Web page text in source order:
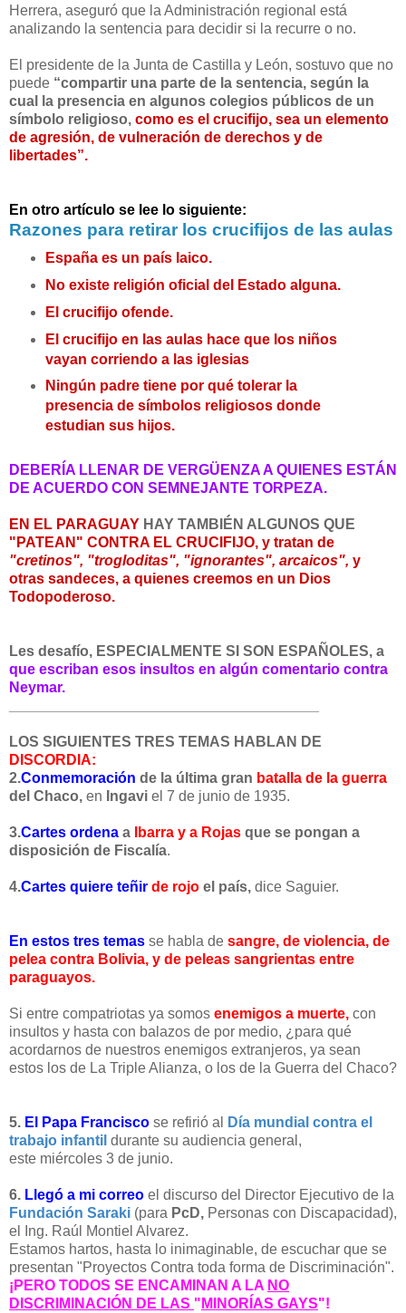
Herrera, aseguró que la Administración regional está
analizando la sentencia para decidir si la recurre o no.
El presidente de la Junta de Castilla y León, sostuvo que no
puede “compartir una parte de la sentencia, según la
cual la presencia en algunos colegios públicos de un
símbolo religioso, como es el crucifijo, sea un elemento
de agresión, de vulneración de derechos y de
libertades”.
En otro artículo se lee lo siguiente:
Razones para retirar los crucifijos de las aulas
España es un país laico.
No existe religión oficial del Estado alguna.
El crucifijo ofende.
El crucifijo en las aulas hace que los niños
vayan corriendo a las iglesias
Ningún padre tiene por qué tolerar la
presencia de símbolos religiosos donde
estudian sus hijos.
DEBERÍA LLENAR DE VERGÜENZA A QUIENES ESTÁN
DE ACUERDO CON SEMNEJANTE TORPEZA.
EN EL PARAGUAY HAY TAMBIÉN ALGUNOS QUE
"PATEAN" CONTRA EL CRUCIFIJO, y tratan de
"cretinos", "trogloditas", "ignorantes", arcaicos", y
otras sandeces, a quienes creemos en un Dios
Todopoderoso.
Les desafío, ESPECIALMENTE SI SON ESPAÑOLES, a
que escriban esos insultos en algún comentario contra
Neymar.
LOS SIGUIENTES TRES TEMAS HABLAN DE
DISCORDIA:
2.Conmemoración de la última gran batalla de la guerra
del Chaco, en Ingavi el 7 de junio de 1935.
3.Cartes ordena a Ibarra y a Rojas que se pongan a
disposición de Fiscalía.
4.Cartes quiere teñir de rojo el país, dice Saguier.
En estos tres temas se habla de sangre, de violencia, de
pelea contra Bolivia, y de peleas sangrientas entre
paraguayos.
Si entre compatriotas ya somos enemigos a muerte, con
insultos y hasta con balazos de por medio, ¿para qué
acordarnos de nuestros enemigos extranjeros, ya sean
estos los de La Triple Alianza, o los de la Guerra del Chaco?
5. El Papa Francisco se refirió al
Día mundial contra el
trabajo infantil durante su audiencia general,
este miércoles 3 de junio.
6. Llegó a mi correo el discurso del Director Ejecutivo de la
Fundación Saraki (para PcD, Personas con Discapacidad),
el Ing. Raúl Montiel Alvarez.
Estamos hartos, hasta lo inimaginable, de escuchar que se
presentan "Proyectos Contra toda forma de Discriminación".
¡PERO TODOS SE ENCAMINAN A LA NO
DISCRIMINACIÓN DE LAS " MINORÍAS GAYS"!